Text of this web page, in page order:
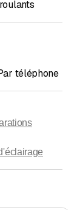
téléphone